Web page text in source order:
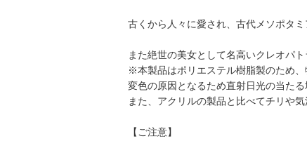
古くから人々に愛され、古代メソポタ
また絶世の美女として名高いクレオパ
※本製品はポリエステル樹脂製のため
変色の原因となるため直射日光の当た
また、アクリルの製品と比べてチリや
【ご注意】